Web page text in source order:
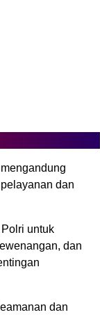
dan
untuk
dan
dan